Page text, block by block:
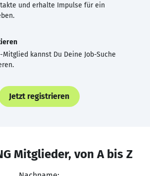
und erhalte Impulse für ein
kannst Du Deine Job-Suche
Jetzt registrieren
Mitglieder, von A bis Z